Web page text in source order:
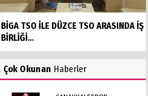
BİGA TSO İLE DÜZCE TSO ARASINDA İŞ
BİRLİĞİ...
Çok Okunan Haberler